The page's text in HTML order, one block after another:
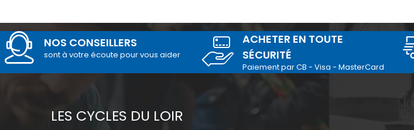
NOS CONSEILLERS
sont à votre écoute pour vous aider
ACHETER EN TOUTE
SÉCURITÉ
Paiement par CB - Visa - MasterCard
LES CYCLES DU LOIR